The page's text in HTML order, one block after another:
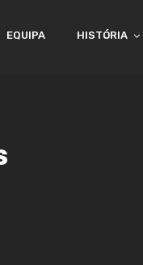
EQUIPA HISTÓRIA